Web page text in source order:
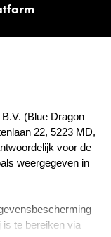
(Blue Dragon
22, 5223 MD,
voor de
weergegeven in
te bereiken via